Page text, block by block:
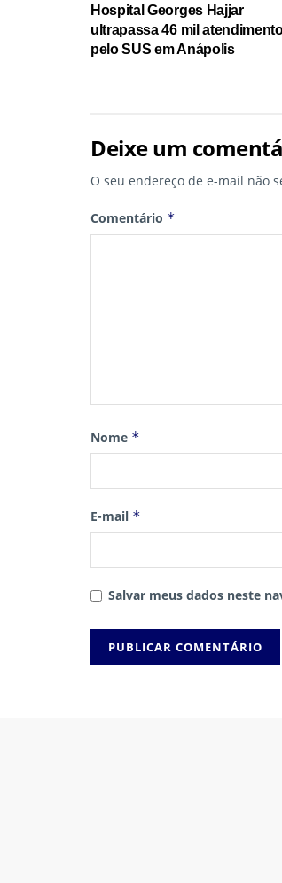
Hospital Georges Hajjar
ultrapassa 46 mil
pelo SUS em Anápolis
Deixe um
O seu endereço de e-mail não
Comentário *
Nome *
E-mail *
Salvar meus dados neste